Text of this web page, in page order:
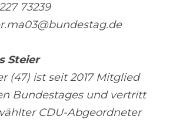
73239
Steier
(47) ist seit 2017 Mitglied
Bundestages und vertritt
CDU-Abgeordneter